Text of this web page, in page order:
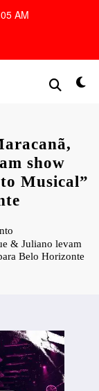
AM
show
Musical”
& Juliano levam
Belo Horizonte